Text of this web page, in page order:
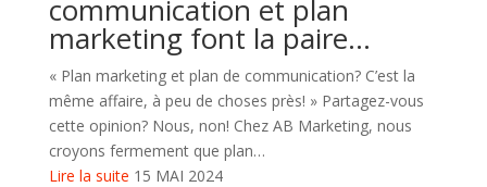
communication et plan
marketing font la paire…
« Plan marketing et plan de communication? C’est la
même affaire, à peu de choses près! » Partagez-vous
cette opinion? Nous, non! Chez AB Marketing, nous
croyons fermement que plan…
Lire la suite 15 MAI 2024